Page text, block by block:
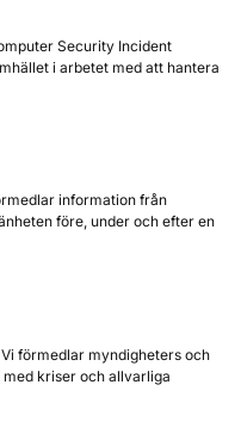
Security Incident
i arbetet med att hantera
information från
före, under och efter en
förmedlar myndigheters och
kriser och allvarliga